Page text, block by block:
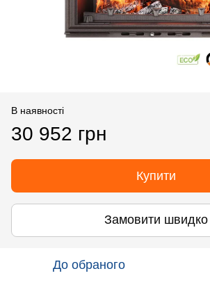
В наявності
30 952 грн
Купити
Замовити швидко
До обраного